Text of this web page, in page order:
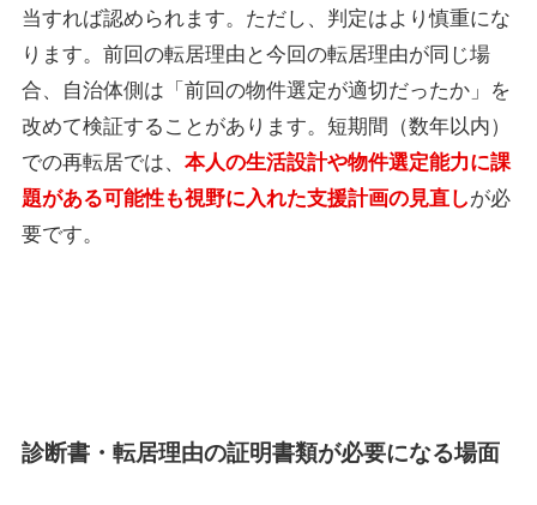
当すれば認められます。ただし、判定はより慎重にな
ります。前回の転居理由と今回の転居理由が同じ場
合、自治体側は「前回の物件選定が適切だったか」を
改めて検証することがあります。短期間（数年以内）
での再転居では、 本人の生活設計や物件選定能力に課
題がある可能性も視野に入れた支援計画の見直しが必
要です。
診断書・転居理由の証明書類が必要になる場面